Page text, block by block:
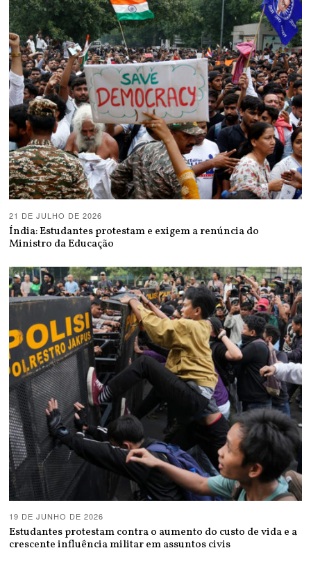
21 DE JULHO DE 2026
Índia: Estudantes protestam e exigem a renúncia do
Ministro da Educação
19 DE JUNHO DE 2026
Estudantes protestam contra o aumento do custo de vida e a
crescente influência militar em assuntos civis